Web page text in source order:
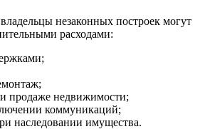
незаконных построек могут
расходами:
продаже недвижимости;
коммуникаций;
наследовании имущества.